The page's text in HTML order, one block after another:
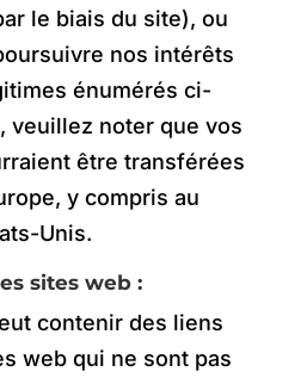
le biais du site), ou
nos intérêts
énumérés ci-
veuillez noter que vos
être transférées
y compris au
Unis.
sites web :
contenir des liens
web qui ne sont pas